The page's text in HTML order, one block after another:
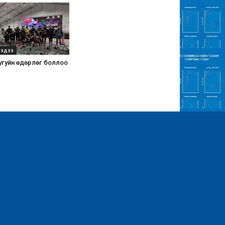
өдөрлөг боллоо